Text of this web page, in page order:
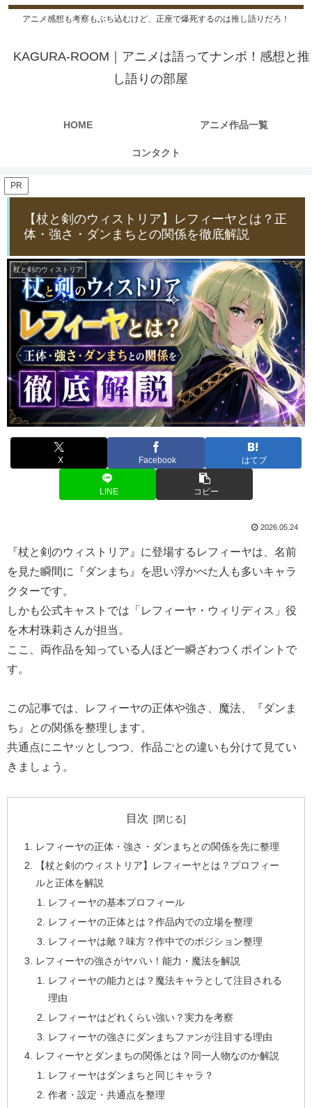
アニメ感想も考察もぶち込むけど、正座で爆死するのは推し語りだろ！
KAGURA-ROOM｜アニメは語ってナンボ！感想と推
し語りの部屋
HOME アニメ作品一覧
コンタクト
PR
【杖と剣のウィストリア】レフィーヤとは？正
体・強さ・ダンまちとの関係を徹底解説
杖と剣のウィストリア
X Facebook はてブ
LINE コピー
2026.05.24
『杖と剣のウィストリア』に登場するレフィーヤは、名前
を見た瞬間に『ダンまち』を思い浮かべた人も多いキャラ
クターです。
しかも公式キャストでは「レフィーヤ・ウィリディス」役
を木村珠莉さんが担当。
ここ、両作品を知っている人ほど一瞬ざわつくポイントで
す。
この記事では、レフィーヤの正体や強さ、魔法、『ダンま
ち』との関係を整理します。
共通点にニヤッとしつつ、作品ごとの違いも分けて見てい
きましょう。
目次
レフィーヤの正体・強さ・ダンまちとの関係を先に整理
【杖と剣のウィストリア】レフィーヤとは？プロフィー
ルと正体を解説
レフィーヤの基本プロフィール
レフィーヤの正体とは？作品内での立場を整理
レフィーヤは敵？味方？作中でのポジション整理
レフィーヤの強さがヤバい！能力・魔法を解説
レフィーヤの能力とは？魔法キャラとして注目される
理由
レフィーヤはどれくらい強い？実力を考察
レフィーヤの強さにダンまちファンが注目する理由
レフィーヤとダンまちの関係とは？同一人物なのか解説
レフィーヤはダンまちと同じキャラ？
作者・設定・共通点を整理